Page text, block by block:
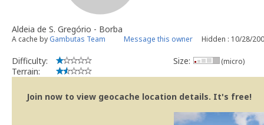
Aldeia de S. Gregório - Borba
A cache by Gambutas Team Message this owner Hidden : 10/28/
Difficulty:
Terrain:
Size: (micro)
Join now to view geocache location details. It's free!